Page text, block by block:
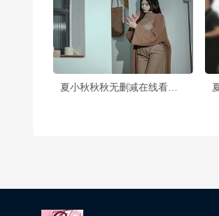
夏小秋秋秋无删减在线看摄影照片，唯美绝伦